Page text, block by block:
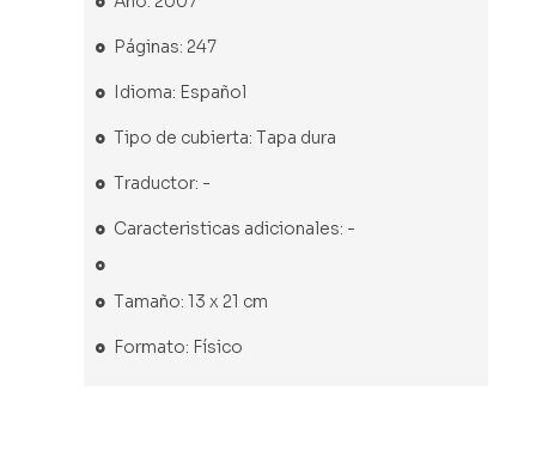
Páginas: 247
Idioma: Español
Tipo de cubierta: Tapa dura
Traductor: -
Caracteristicas adicionales: -
Tamaño: 13 x 21 cm
Formato: Físico